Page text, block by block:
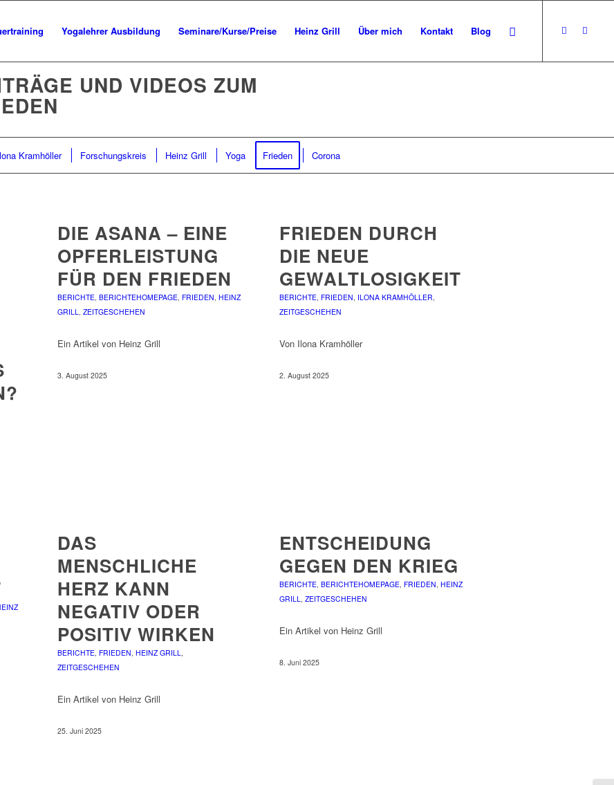
Yogalehrer Ausbildung Seminare/Kurse/Preise Heinz Grill Über mich Kontakt Blog
UND VIDEOS ZUM
Kramhöller Forschungskreis Heinz Grill Yoga Frieden Corona
DIE ASANA – EINE
OPFERLEISTUNG
FÜR DEN FRIEDEN
BERICHTE, BERICHTEHOMEPAGE, FRIEDEN, HEINZ
GRILL, ZEITGESCHEHEN
Ein Artikel von Heinz Grill
3. August 2025
FRIEDEN DURCH
DIE NEUE
GEWALTLOSIGKEIT
BERICHTE, FRIEDEN, ILONA KRAMHÖLLER,
ZEITGESCHEHEN
Von Ilona Kramhöller
2. August 2025
DAS
MENSCHLICHE
HERZ KANN
NEGATIV ODER
POSITIV WIRKEN
BERICHTE, FRIEDEN, HEINZ GRILL,
ZEITGESCHEHEN
Ein Artikel von Heinz Grill
25. Juni 2025
ENTSCHEIDUNG
GEGEN DEN KRIEG
BERICHTE,BERICHTEHOMEPAGE, FRIEDEN,HEINZ
GRILL,ZEITGESCHEHEN
Ein Artikel von Heinz Grill
8. Juni 2025